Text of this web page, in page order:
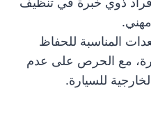
المناسبة للحفاظ
مع الحرص على عدم
للسيارة.